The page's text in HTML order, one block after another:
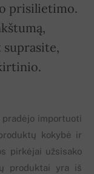
prisilietimo.
suprasite,
pradėjo importuoti
kokybė ir
pirkėjai užsisako
produktai yra iš